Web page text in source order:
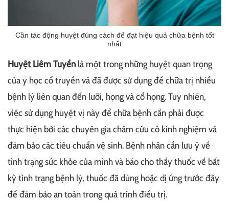
Cần tác động huyệt đúng cách để đạt hiệu quả chữa bệnh tốt
nhất
Huyệt Liêm Tuyền là một trong những huyệt quan trọng
của y học cổ truyền và đã được sử dụng để chữa trị nhiều
bệnh lý liên quan đến lưỡi, họng và cổ họng. Tuy nhiên,
việc sử dụng huyệt vị này để chữa bệnh cần phải được
thực hiện bởi các chuyên gia châm cứu có kinh nghiệm và
đảm bảo các tiêu chuẩn vệ sinh. Bệnh nhân cần lưu ý về
tình trạng sức khỏe của mình và báo cho thầy thuốc về bất
kỳ tình trạng bệnh lý, thuốc đã dùng hoặc dị ứng trước đây
để đảm bảo an toàn trong quá trình điều trị.